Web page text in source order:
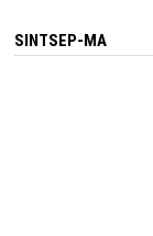
SINTSEP-MA